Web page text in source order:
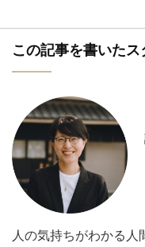
この記事を書いたス
人の気持ちがわかる